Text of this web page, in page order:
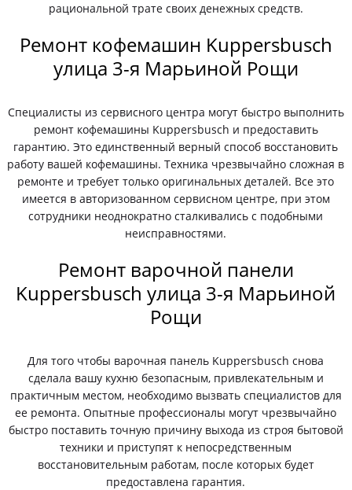
рациональной трате своих денежных средств.
Ремонт кофемашин Kuppersbusch
улица 3-я Марьиной Рощи
Специалисты из сервисного центра могут быстро выполнить
ремонт кофемашины Kuppersbusch и предоставить
гарантию. Это единственный верный способ восстановить
работу вашей кофемашины. Техника чрезвычайно сложная в
ремонте и требует только оригинальных деталей. Все это
имеется в авторизованном сервисном центре, при этом
сотрудники неоднократно сталкивались с подобными
неисправностями.
Ремонт варочной панели
Kuppersbusch улица 3-я Марьиной
Рощи
Для того чтобы варочная панель Kuppersbusch снова
сделала вашу кухню безопасным, привлекательным и
практичным местом, необходимо вызвать специалистов для
ее ремонта. Опытные профессионалы могут чрезвычайно
быстро поставить точную причину выхода из строя бытовой
техники и приступят к непосредственным
восстановительным работам, после которых будет
предоставлена гарантия.